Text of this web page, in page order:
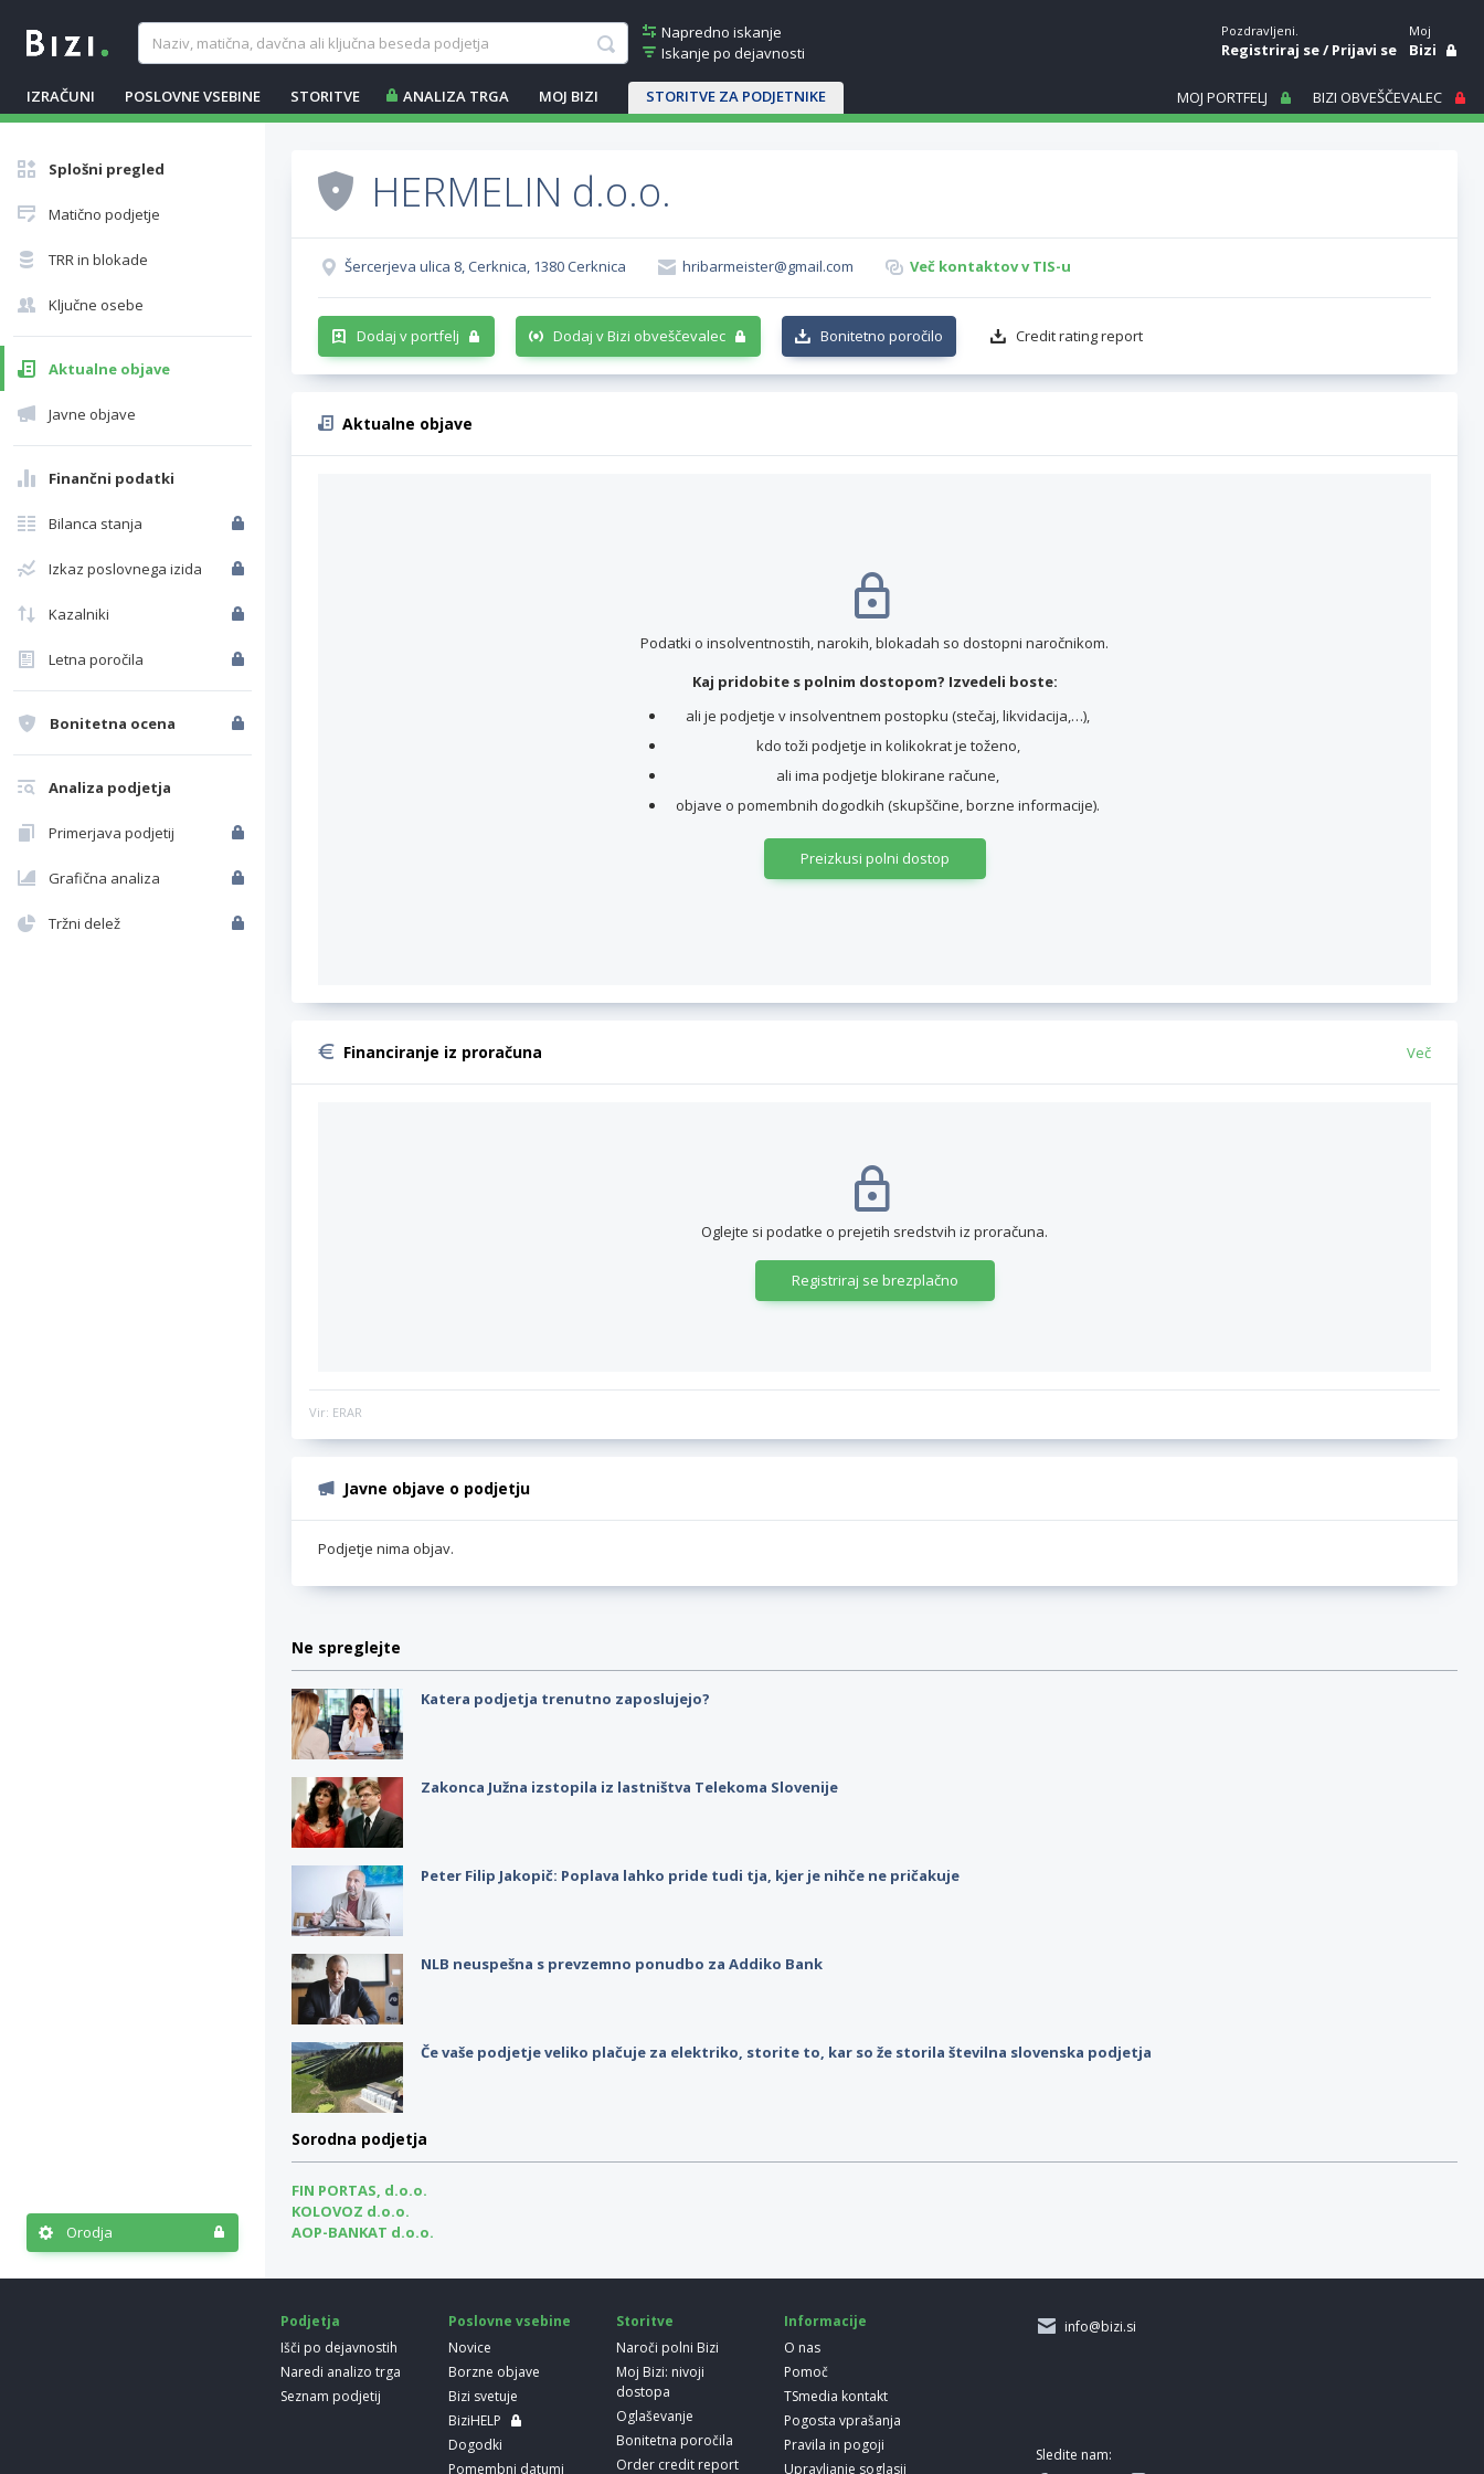
Napredno iskanje
Iskanje po dejavnosti
IZRAČUNI POSLOVNE VSEBINE STORITVE ANALIZA TRGA MOJ BIZI STORITVE ZA PODJETNIKE
Pozdravljeni.
Registriraj se/Prijavi se
Moj
Bizi
MOJ PORTFELJ BIZI OBVEŠČEVALEC
Splošni pregled
Matično podjetje
TRR in blokade
Ključne osebe
Aktualne objave
Javne objave
Finančni podatki
Bilanca stanja
Izkaz poslovnega izida
Kazalniki
Letna poročila
Bonitetna ocena
Analiza podjetja
Primerjava podjetij
Grafična analiza
Tržni delež
Orodja
HERMELIN d.o.o.
Šercerjeva ulica 8, Cerknica, 1380 Cerknica hribarmeister@gmail.com Več kontaktov v TIS-u
Dodaj v portfelj Dodaj v Bizi obveščevalec Bonitetno poročilo Credit rating report
Aktualne objave
Podatki o insolventnostih, narokih, blokadah so dostopni naročnikom.
Kaj pridobite s polnim dostopom? Izvedeli boste:
ali je podjetje v insolventnem postopku (stečaj, likvidacija,…),
kdo toži podjetje in kolikokrat je toženo,
ali ima podjetje blokirane račune,
objave o pomembnih dogodkih (skupščine, borzne informacije).
Preizkusi polni dostop
Financiranje iz proračuna Več
Oglejte si podatke o prejetih sredstvih iz proračuna.
Registriraj se brezplačno
Vir: ERAR
Javne objave o podjetju
Podjetje nima objav.
Ne spreglejte
Katera podjetja trenutno zaposlujejo?
Zakonca Južna izstopila iz lastništva Telekoma Slovenije
Peter Filip Jakopič: Poplava lahko pride tudi tja, kjer je nihče ne pričakuje
NLB neuspešna s prevzemno ponudbo za Addiko Bank
Če vaše podjetje veliko plačuje za elektriko, storite to, kar so že storila številna slovenska podjetja
Sorodna podjetja
FIN PORTAS, d.o.o.
KOLOVOZ d.o.o.
AOP-BANKAT d.o.o.
Podjetja
Išči po dejavnostih
Naredi analizo trga
Seznam podjetij
Poslovne vsebine
Novice
Borzne objave
Bizi svetuje
BiziHELP
Dogodki
Pomembni datumi
Storitve
Naroči polni Bizi
Moj Bizi: nivoji
dostopa
Oglaševanje
Bonitetna poročila
Order credit report
Informacije
O nas
Pomoč
TSmedia kontakt
Pogosta vprašanja
Pravila in pogoji
Upravljanje soglasij
info@bizi.si
Sledite nam: